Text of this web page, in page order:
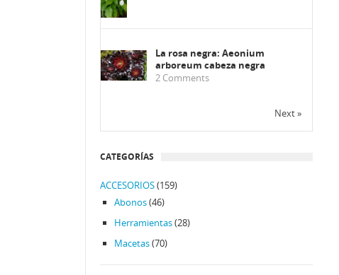
La rosa negra: Aeonium
arboreum cabeza negra
2 Comments
Next »
CATEGORÍAS
ACCESORIOS(159)
Abonos(46)
Herramientas(28)
Macetas(70)